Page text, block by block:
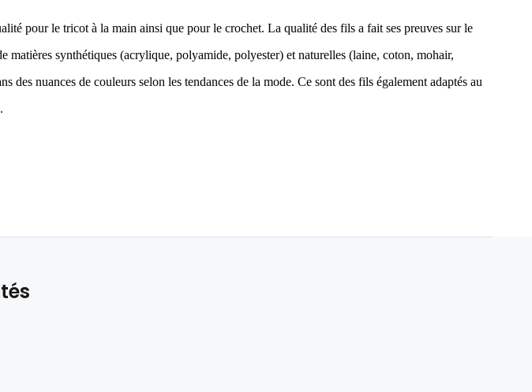
pour le tricot à la main ainsi que pour le crochet. La qualité des fils a fait ses preuves sur le
matières synthétiques (acrylique, polyamide, polyester) et naturelles (laine, coton, mohair,
des nuances de couleurs selon les tendances de la mode. Ce sont des fils également adaptés au